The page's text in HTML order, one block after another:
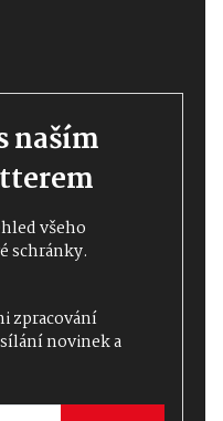
naším
všeho
schránky.
zpracování
novinek a